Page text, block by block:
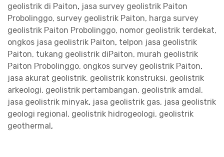
geolistrik di Paiton, jasa survey geolistrik Paiton
Probolinggo, survey geolistrik Paiton, harga survey
geolistrik Paiton Probolinggo, nomor geolistrik terdekat,
ongkos jasa geolistrik Paiton, telpon jasa geolistrik
Paiton, tukang geolistrik diPaiton, murah geolistrik
Paiton Probolinggo, ongkos survey geolistrik Paiton,
jasa akurat geolistrik, geolistrik konstruksi, geolistrik
arkeologi, geolistrik pertambangan, geolistrik amdal,
jasa geolistrik minyak, jasa geolistrik gas, jasa geolistrik
geologi regional, geolistrik hidrogeologi, geolistrik
geothermal ,